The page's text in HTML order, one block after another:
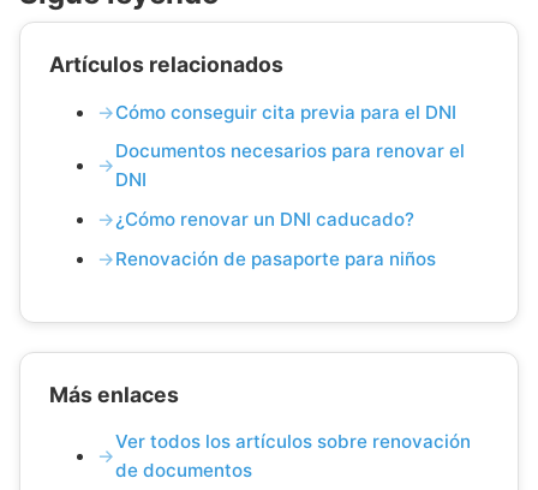
Artículos relacionados
Cómo conseguir cita previa para el DNI
Documentos necesarios para renovar el
DNI
¿Cómo renovar un DNI caducado?
Renovación de pasaporte para niños
Más enlaces
Ver todos los artículos sobre renovación
de documentos